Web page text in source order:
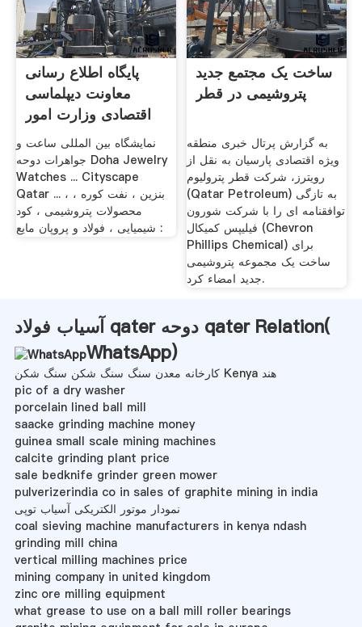
پایگاه اطلاع رسانی
معاونت دیپلماسی
اقتصادی وزارت امور
نمایشگاه بین المللی ساعت و
جواهرات دوحه Doha Jewelry
Watches ... Cityscape
Qatar ... ، بنزین ، نفت کوره ،
محصولات پتروشیمی ، کود
شیمیایی ، فولاد و پروپان مایع :
ساخت یک مجتمع جدید
پتروشیمی در قطر
به گزارش پرتال خبری منطقه
ویژه اقتصادی پارسیان به نقل از
رویترز، شرکت قطر پترولیوم
(Qatar Petroleum) به تازگی
توافقنامه ای را با شرکت شورون
فیلیپس کمیکال (Chevron
Phillips Chemical) برای
ساخت یک مجموعه پتروشیمی
جدید امضاء کرد.
آسیاب فولاد qater دوحه qater Relation(
WhatsApp)
کارخانه معدن سنگ سنگ شکن سنگ شکن Kenya هند
pic of a dry washer
porcelain lined ball mill
saacke grinding machine money
guinea small scale mining machines
calcite grinding plant price
sale bedknife grinder green mower
pulverizerindia co in sales of graphite mining in india
نمودار موتور الکتریکی آسیاب توپی
coal sieving machine manufacturers in kenya ndash
grinding mill china
vertical milling machines price
mining company in united kingdom
zinc ore milling equipment
what grease to use on a ball mill roller bearings